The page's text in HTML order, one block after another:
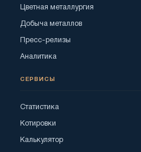
Цветная металлургия
Добыча металлов
Пресс-релизы
Аналитика
СЕРВИСЫ
Статистика
Котировки
Калькулятор